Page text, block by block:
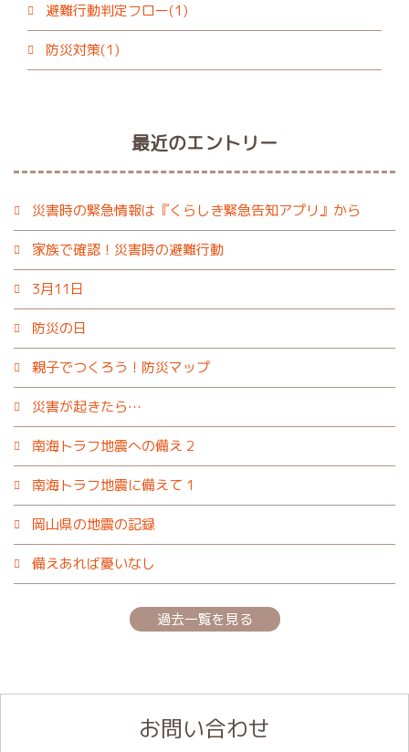
避難行動判定フロー(1)
防災対策(1)
最近のエントリー
災害時の緊急情報は『くらしき緊急告知アプリ』から
家族で確認！災害時の避難行動
3月11日
防災の日
親子でつくろう！防災マップ
災害が起きたら…
南海トラフ地震への備え 2
南海トラフ地震に備えて 1
岡山県の地震の記録
備えあれば憂いなし
過去一覧を見る
お問い合わせ